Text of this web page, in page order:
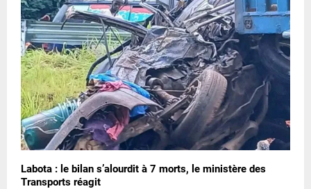
Labota : le bilan s’alourdit à 7 morts, le ministère des
Transports réagit